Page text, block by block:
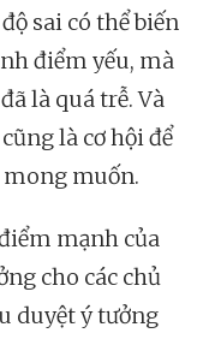
sai có thể biến
điểm yếu, mà
là quá trễ. Và
là cơ hội để
mong muốn.
mạnh của
cho các chủ
duyệt ý tưởng